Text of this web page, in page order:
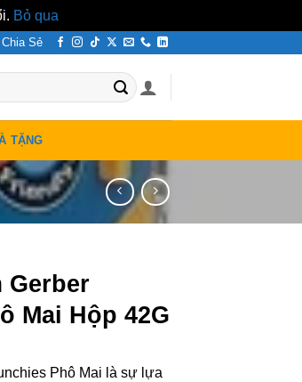
Bỏ qua
Sẻ
TẶNG
Gerber
Mai Hộp 42G
Phô Mai là sự lựa